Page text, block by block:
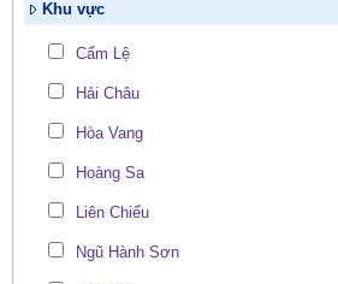
Khu vực
Cẩm Lệ
Hải Châu
Hòa Vang
Hoàng Sa
Liên Chiểu
Ngũ Hành Sơn